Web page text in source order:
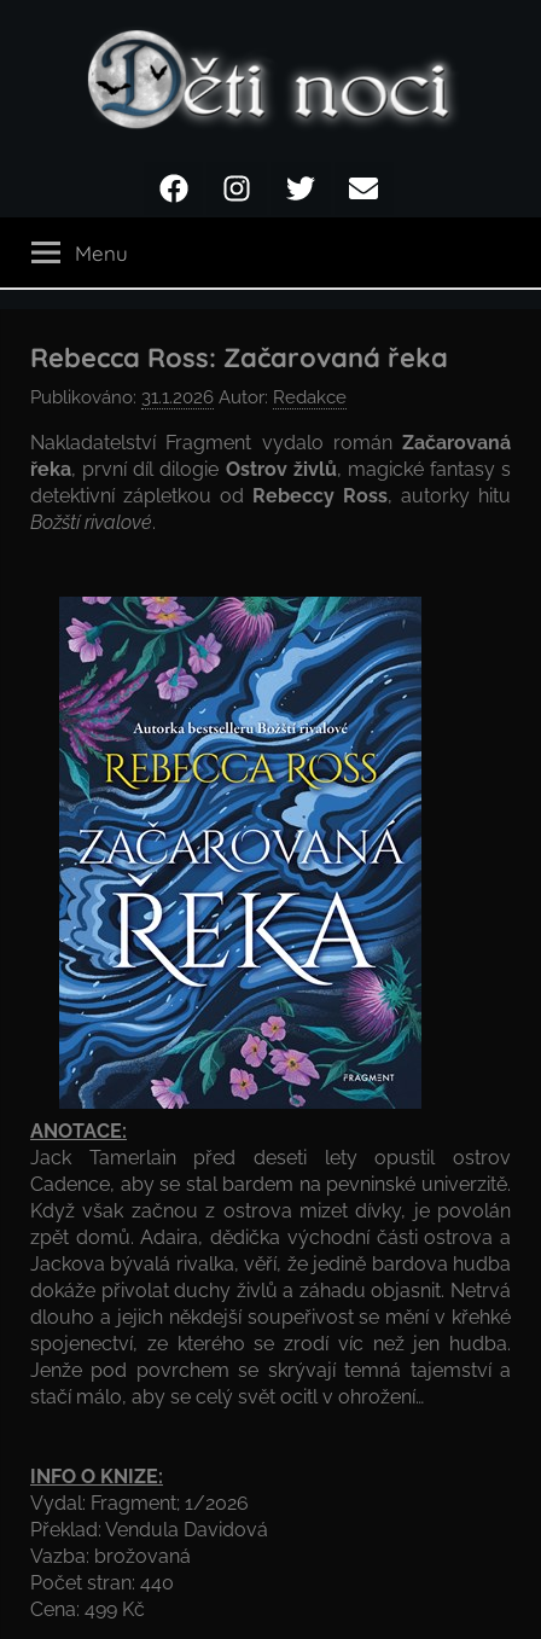
noci
FacebookInstagramTwitter Email
Menu
Rebecca Ross: Začarovaná řeka
Publikováno: 31.1.2026 Autor: Redakce
Nakladatelství Fragment vydalo román Začarovaná
řeka, první díl dilogie Ostrov živlů, magické fantasy s
detektivní zápletkou od Rebeccy Ross, autorky hitu
Božští rivalové.
ANOTACE:
Jack Tamerlain před deseti lety opustil ostrov
Cadence, aby se stal bardem na pevninské univerzitě.
Když však začnou z ostrova mizet dívky, je povolán
zpět domů. Adaira, dědička východní části ostrova a
Jackova bývalá rivalka, věří, že jedině bardova hudba
dokáže přivolat duchy živlů a záhadu objasnit. Netrvá
dlouho a jejich někdejší soupeřivost se mění v křehké
spojenectví, ze kterého se zrodí víc než jen hudba.
Jenže pod povrchem se skrývají temná tajemství a
stačí málo, aby se celý svět ocitl v ohrožení…
INFO O KNIZE:
Vydal: Fragment; 1/2026
Překlad: Vendula Davidová
Vazba: brožovaná
Počet stran: 440
Cena: 499 Kč